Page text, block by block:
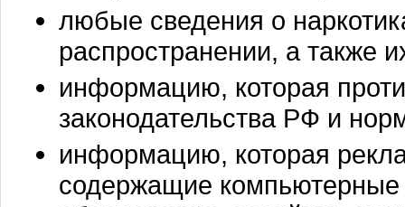
любые сведения о
распространении, а также
информацию, которая
законодательства РФ и
информацию, которая
содержащие компьютерные